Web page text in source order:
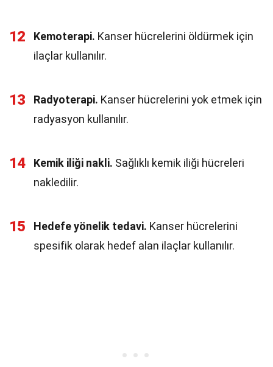
12 Kemoterapi. Kanser hücrelerini öldürmek için
ilaçlar kullanılır.
13 Radyoterapi. Kanser hücrelerini yok etmek için
radyasyon kullanılır.
14 Kemik iliği nakli. Sağlıklı kemik iliği hücreleri
nakledilir.
15 Hedefe yönelik tedavi. Kanser hücrelerini
spesifik olarak hedef alan ilaçlar kullanılır.